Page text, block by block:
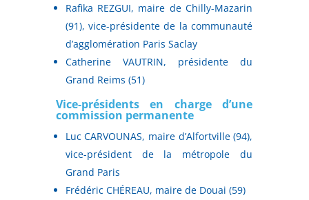
Rafika REZGUI, maire de Chilly-Mazarin
(91), vice-présidente de la communauté
d’agglomération Paris Saclay
Catherine VAUTRIN, présidente du
Grand Reims (51)
Vice-présidents en charge d’une
commission permanente
Luc CARVOUNAS, maire d’Alfortville (94),
vice-président de la métropole du
Grand Paris
Frédéric CHÉREAU, maire de Douai (59)